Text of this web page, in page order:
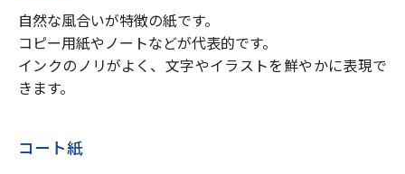
自然な風合いが特徴の紙です。
コピー用紙やノートなどが代表的です。
インクのノリがよく、文字やイラストを鮮やかに表現で
きます。
コート紙